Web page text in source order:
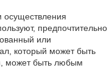
осуществления
предпочтительно
или
который может быть
может быть любым